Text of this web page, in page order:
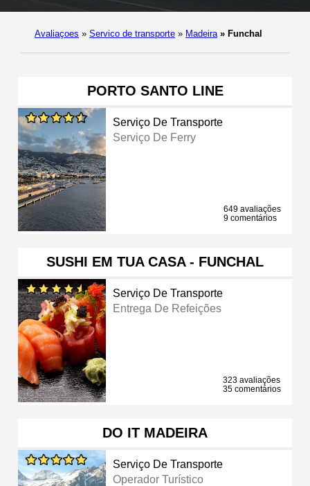
Avaliaçoes » Servico de transporte » Madeira » Funchal
PORTO SANTO LINE
Serviço De Transporte
Serviço De Ferry
649 avaliações
9 comentários
SUSHI EM TUA CASA - FUNCHAL
Serviço De Transporte
Entrega De Refeições
323 avaliações
35 comentários
DO IT MADEIRA
Serviço De Transporte
Operador Turístico